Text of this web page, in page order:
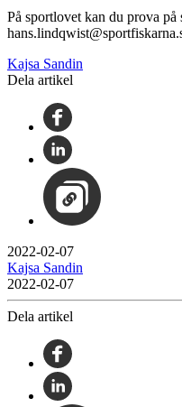
På sportlovet kan du prova
Kajsa Sandin
Dela artikel
2022-02-07
Kajsa Sandin
2022-02-07
Dela artikel